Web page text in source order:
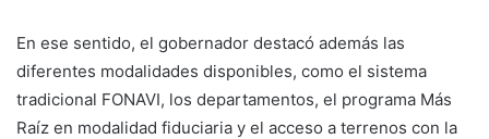
En ese sentido, el gobernador destacó además las
diferentes modalidades disponibles, como el sistema
tradicional FONAVI, los departamentos, el programa Más
Raíz en modalidad fiduciaria y el acceso a terrenos con la